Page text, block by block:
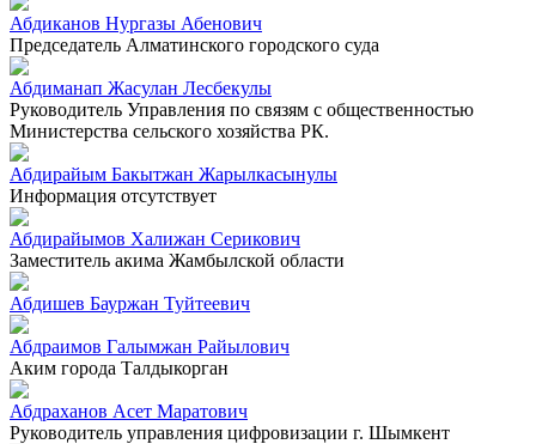
Абдиканов Нургазы Абенович
Председатель Алматинского городского суда
Абдиманап Жасулан Лесбекулы
Руководитель Управления по связям с общественностью
Министерства сельского хозяйства РК.
Абдирайым Бакытжан Жарылкасынулы
Информация отсутствует
Абдирайымов Халижан Серикович
Заместитель акима Жамбылской области
Абдишев Бауржан Туйтеевич
Абдраимов Галымжан Райылович
Аким города Талдыкорган
Абдраханов Асет Маратович
Руководитель управления цифровизации г. Шымкент